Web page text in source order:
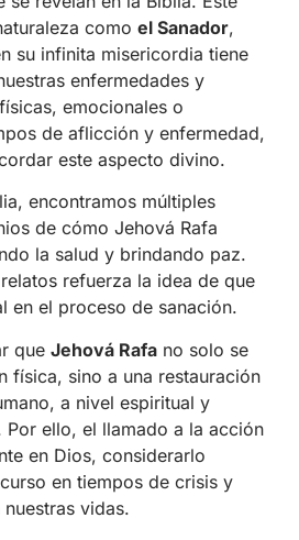
como el Sanador,
su infinita misericordia tiene
enfermedades y
emocionales o
de aflicción y enfermedad,
este aspecto divino.
encontramos múltiples
de cómo Jehová Rafa
la salud y brindando paz.
refuerza la idea de que
en el proceso de sanación.
que Jehová Rafa no solo se
física, sino a una restauración
a nivel espiritual y
Por ello, el llamado a la acción
en Dios, considerarlo
en tiempos de crisis y
vidas.